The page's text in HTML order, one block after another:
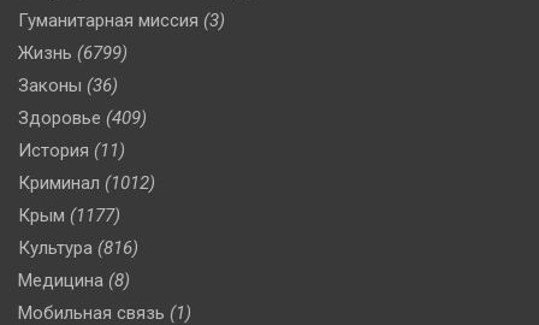
Гуманитарная миссия (3)
Жизнь (6799)
Законы (36)
Здоровье (409)
История (11)
Криминал (1012)
Крым (1177)
Культура (816)
Медицина (8)
Мобильная связь (1)